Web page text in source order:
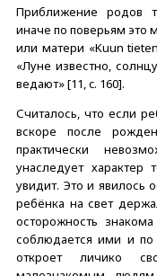
Приближение родов
иначе по поверьям это
или матери «Kuun
«Луне известно,
ведают» [11, c. 160].
Считалось, что если
вскоре после
практически
унаследует характер
увидит. Это и явилось
ребёнка на свет
осторожность
соблюдается ими и
откроет личико